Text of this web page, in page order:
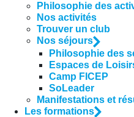
Philosophie des
Nos activités
Trouver un club
Nos séjours
Philosophie des
Espaces de
Camp FICEP
SoLeader
Manifestations et
Les formations